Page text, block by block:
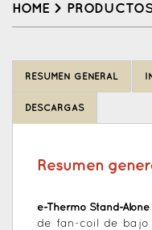
HOME >
top
RESUMEN GENERAL
DESCARGAS
Resumen
e-Thermo Stand-Alone
de fan-coil de bajo